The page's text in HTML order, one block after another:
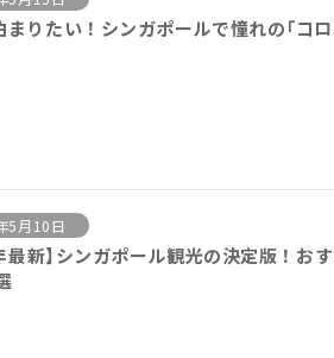
まりたい！シンガポールで憧れの「コ
5月10日
最新】シンガポール観光の決定版！お